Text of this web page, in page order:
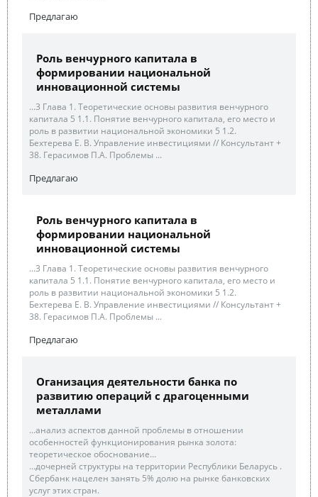
Предлагаю
Роль венчурного капитала в
формировании национальной
инновационной системы
...3 Глава 1. Теоретические основы развития венчурного
капитала 5 1.1. Понятие венчурного капитала, его место и
роль в развитии национальной экономики 5 1.2.
Бехтерева Е. В. Управление инвестициями // Консультант +
38. Герасимов П.А. Проблемы ...
Предлагаю
Роль венчурного капитала в
формировании национальной
инновационной системы
...3 Глава 1. Теоретические основы развития венчурного
капитала 5 1.1. Понятие венчурного капитала, его место и
роль в развитии национальной экономики 5 1.2.
Бехтерева Е. В. Управление инвестициями // Консультант +
38. Герасимов П.А. Проблемы ...
Предлагаю
Оганизация деятельности банка по
развитию операций с драгоценными
металлами
...анализ аспектов данной проблемы в отношении
особенностей функционирования рынка золота:
теоретическое обоснование...
...дочерней структуры на территории Республики Беларусь .
Сбербанк нацелен занять 5% долю на рынке банковских
услуг этих стран.